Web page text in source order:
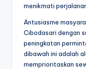
menikmati
Antusiasme
Cibodasari dengan
peningkatan
dibawah ini adalah
memprioritaskan